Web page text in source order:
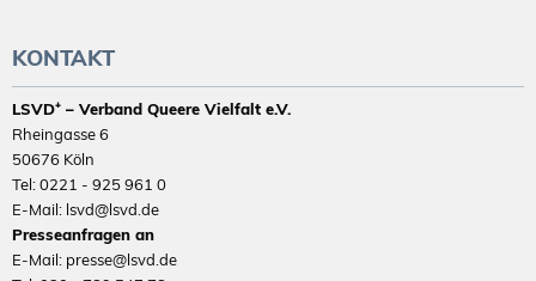
KONTAKT
LSVD⁺ – Verband Queere Vielfalt e.V.
Rheingasse 6
50676 Köln
Tel: 0221 - 925 961 0
E-Mail: lsvd@lsvd.de
Presseanfragen an
E-Mail: presse@lsvd.de